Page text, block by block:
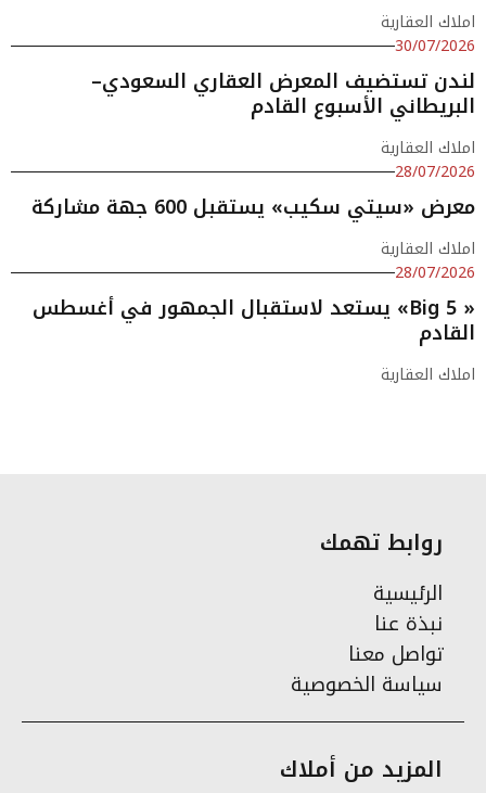
املاك العقارية
30/07/2026
لندن تستضيف المعرض العقاري السعودي–
البريطاني الأسبوع القادم
املاك العقارية
28/07/2026
معرض «سيتي سكيب» يستقبل 600 جهة مشاركة
املاك العقارية
28/07/2026
« Big 5» يستعد لاستقبال الجمهور في أغسطس
القادم
املاك العقارية
روابط تهمك
الرئيسية
نبذة عنا
تواصل معنا
سياسة الخصوصية
المزيد من أملاك